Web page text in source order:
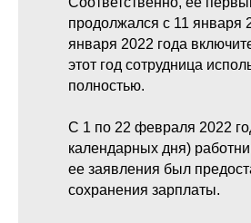
продолжался с 11 января
января 2022 года
этот год сотрудница
полностью.
С 1 по 22 февраля 2022
календарных дня)
ее заявления был
сохранения зарплаты.